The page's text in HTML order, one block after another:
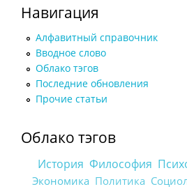
Навигация
Алфавитный справочник
Вводное слово
Облако тэгов
Последние обновления
Прочие статьи
Облако тэгов
История Философия
Экономика Политика